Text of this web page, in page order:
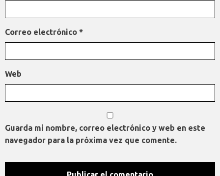
Correo electrónico *
Web
Guarda mi nombre, correo electrónico y web en este
navegador para la próxima vez que comente.